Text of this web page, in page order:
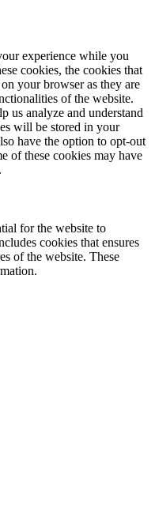
experience while you
cookies, the cookies that
your browser as they are
of the website.
us analyze and understand
will be stored in your
have the option to opt-out
of these cookies may have
for the website to
cookies that ensures
of the website. These